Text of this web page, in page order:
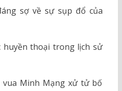
sợ về sự sụp đổ của
huyền thoại trong lịch sử
Minh Mạng xử tử bố